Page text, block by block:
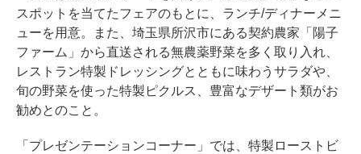
スポットを当てたフェアのもとに、ランチ/ディナーメニ
ューを用意。また、埼玉県所沢市にある契約農家「陽子
ファーム」から直送される無農薬野菜を多く取り入れ、
レストラン特製ドレッシングとともに味わうサラダや、
旬の野菜を使った特製ピクルス、豊富なデザート類がお
勧めとのこと。
「プレゼンテーションコーナー」では、特製ローストビ